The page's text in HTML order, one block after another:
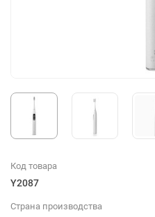
Код товара
Y2087
Страна производства